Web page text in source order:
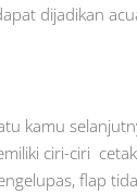
dijadikan
kamu
ciri-ciri
flap